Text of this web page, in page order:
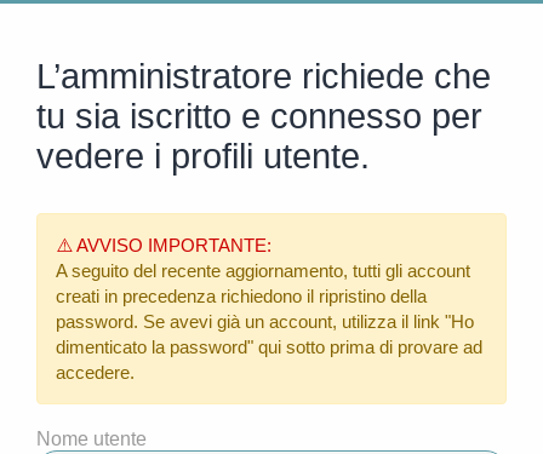
L’amministratore richiede che
tu sia iscritto e connesso per
vedere i profili utente.
⚠️ AVVISO IMPORTANTE:
A seguito del recente aggiornamento, tutti gli account
creati in precedenza richiedono il ripristino della
password. Se avevi già un account, utilizza il link "Ho
dimenticato la password" qui sotto prima di provare ad
accedere.
Nome utente